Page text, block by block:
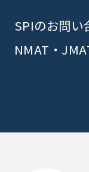
SPIのお問い
NMAT・